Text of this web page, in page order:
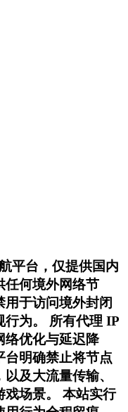
平台，仅提供国内
任何境外网络节
用于访问境外封闭
行为。 所有代理 IP
络优化与延迟降
台明确禁止将节点
及大流量传输、
戏场景。 本站实行